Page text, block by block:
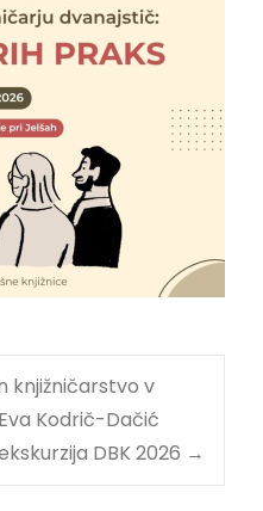
knjižničarstvo v
Kodrič-Dačić
DBK 2026 →